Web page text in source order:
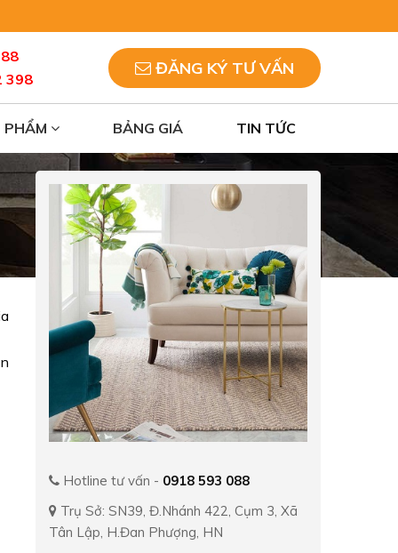
398
ĐĂNG KÝ TƯ VẤN
PHẨM BẢNG GIÁ TIN TỨC
Hotline tư vấn - 0918 593 088
Trụ Sở: SN39, Đ.Nhánh 422, Cụm 3, Xã
Tân Lập, H.Đan Phượng, HN